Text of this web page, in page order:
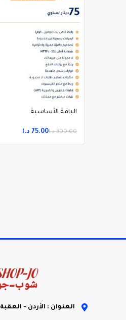
الباقة الأساسية
300.00 د.ا75.00 د.ا
العنوان : الأردن - العقبة